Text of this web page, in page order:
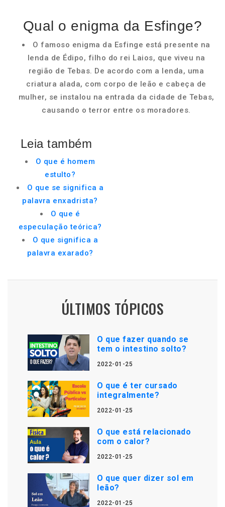
Qual o enigma da Esfinge?
O famoso enigma da Esfinge está presente na
lenda de Édipo, filho do rei Laios, que viveu na
região de Tebas. De acordo com a lenda, uma
criatura alada, com corpo de leão e cabeça de
mulher, se instalou na entrada da cidade de Tebas,
causando o terror entre os moradores.
Leia também
O que é homem
estulto?
O que se significa a
palavra enxadrista?
O que é
especulação teórica?
O que significa a
palavra exarado?
ÚLTIMOS TÓPICOS
O que fazer quando se
tem o intestino solto?
2022-01-25
O que é ter cursado
integralmente?
2022-01-25
O que está relacionado
com o calor?
2022-01-25
O que quer dizer sol em
leão?
2022-01-25